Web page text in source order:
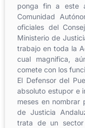
ponga fin a este
Comunidad
oficiales del
Ministerio de
trabajo en toda la
cual magnifica,
comete con los
El Defensor del
absoluto estupor e
meses en nombrar
de Justicia
trata de un sector